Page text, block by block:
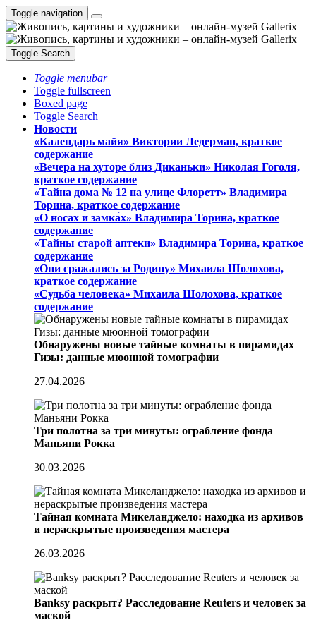
Toggle navigation
Toggle Search
Toggle menubar
Toggle fullscreen
Boxed page
Toggle Search
Новости
«Календарь майя» Виктории Ледерман, краткое
содержание
«Вечера на хуторе близ Диканьки» Николая Гоголя,
краткое содержание
«Тайна дома № 12 на улице Флоретт» Владимира
Торина, краткое содержание
«О носах и замка́х» Владимира Торина, краткое
содержание
«Тайны старой аптеки» Владимира Торина, краткое
содержание
«Они сражались за Родину» Михаила Шолохова,
краткое содержание
«Судьба человека» Михаила Шолохова, краткое
содержание
Обнаружены новые тайные комнаты в пирамидах
Гизы: данные мюонной томографии
27.04.2026
Три полотна за три минуты: ограбление фонда
Маньяни Рокка
30.03.2026
Тайная комната Микеланджело: находка из архивов
и нераскрытые произведения мастера
26.03.2026
Banksy раскрыт? Расследование Reuters и человек за
маской